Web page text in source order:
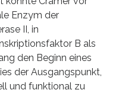
Enzym der
II, in
B als
den Beginn eines
der Ausgangspunkt,
und funktional zu